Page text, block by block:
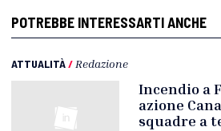
POTREBBE INTERESSARTI ANCHE
ATTUALITÀ/ Redazione
Incendio a
azione
squadre a